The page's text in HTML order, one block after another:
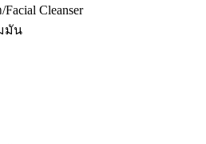
Cleanser
มัน